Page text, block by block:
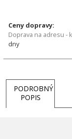
Ceny dopravy:
Doprava na adresu -
dny
PODROBNÝ
POPIS